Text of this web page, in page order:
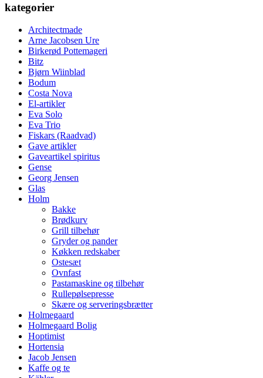
kategorier
Architectmade
Arne Jacobsen Ure
Birkerød Pottemageri
Bitz
Bjørn Wiinblad
Bodum
Costa Nova
El-artikler
Eva Solo
Eva Trio
Fiskars (Raadvad)
Gave artikler
Gaveartikel spiritus
Gense
Georg Jensen
Glas
Holm
Bakke
Brødkurv
Grill tilbehør
Gryder og pander
Køkken redskaber
Ostesæt
Ovnfast
Pastamaskine og tilbehør
Rullepølsepresse
Skære og serveringsbrætter
Holmegaard
Holmegaard Bolig
Hoptimist
Hortensia
Jacob Jensen
Kaffe og te